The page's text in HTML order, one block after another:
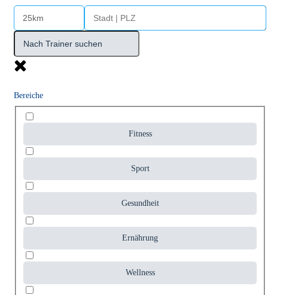
Bereiche
Fitness
Sport
Gesundheit
Ernährung
Wellness